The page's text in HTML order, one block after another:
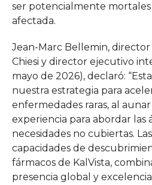
ser potencialmente
afectada.
Jean-Marc Bellemin,
Chiesi y director ejecutivo
mayo de 2026), declaró:
nuestra estrategia para
enfermedades raras, al
experiencia para abordar las
necesidades no cubiertas.
capacidades de
fármacos de KalVista,
presencia global y